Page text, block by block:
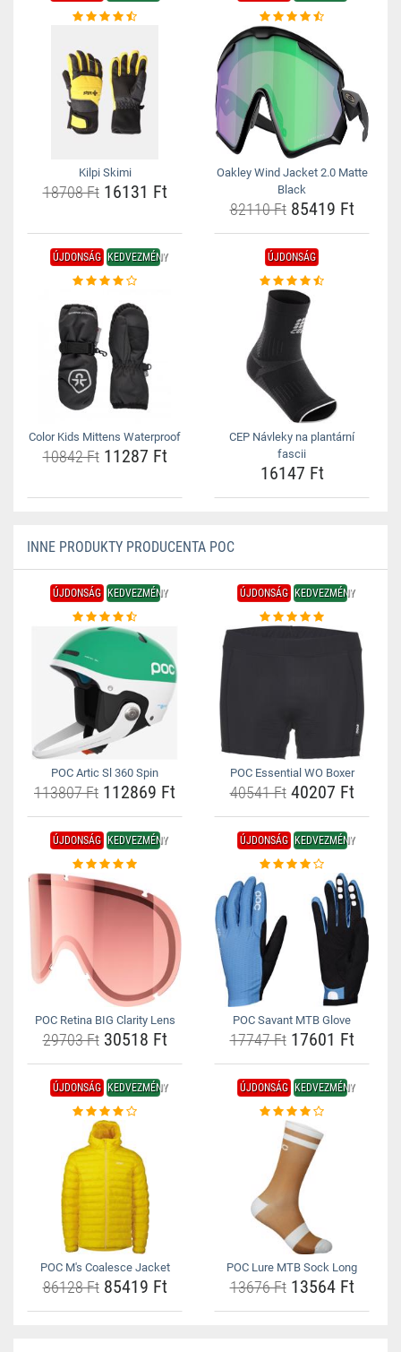
Kilpi Skimi
18708 Ft16131 Ft
Oakley Wind Jacket 2.0 Matte
Black
82110 Ft85419 Ft
ÚJDONSÁG KEDVEZMÉNY
Color Kids Mittens Waterproof
10842 Ft11287 Ft
ÚJDONSÁG
CEP Návleky na plantární
fascii
16147 Ft
INNE PRODUKTY PRODUCENTA POC
ÚJDONSÁG KEDVEZMÉNY
POC Artic Sl 360 Spin
113807 Ft 112869 Ft
ÚJDONSÁG KEDVEZMÉNY
POC Essential WO Boxer
40541 Ft40207 Ft
ÚJDONSÁG KEDVEZMÉNY
POC Retina BIG Clarity Lens
29703 Ft30518 Ft
ÚJDONSÁG KEDVEZMÉNY
POC Savant MTB Glove
17747 Ft17601 Ft
ÚJDONSÁG KEDVEZMÉNY
POC M's Coalesce Jacket
86128 Ft85419 Ft
ÚJDONSÁG KEDVEZMÉNY
POC Lure MTB Sock Long
13676 Ft13564 Ft